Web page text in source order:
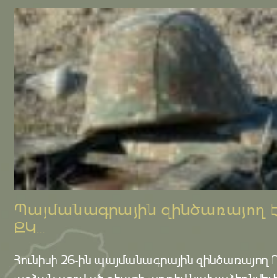
Պայմանագրային զինծառայող
ՔԿ...
Հունիսի 26-ին պայմանագրային